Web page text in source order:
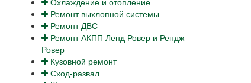
Ремонт выхлопной системы
Ремонт ДВС
Ремонт АКПП Ленд Ровер и Рендж
Ровер
Кузовной ремонт
Сход-развал